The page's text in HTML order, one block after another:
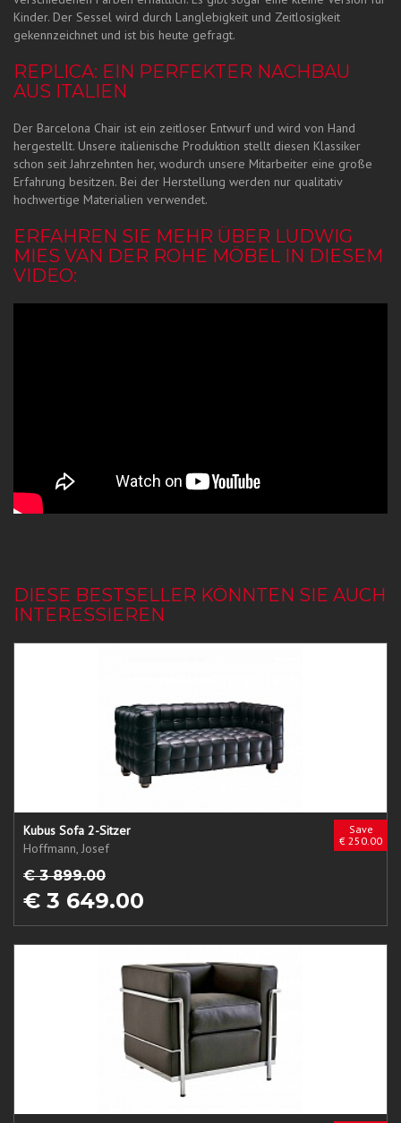
Kinder. Der Sessel wird durch Langlebigkeit und Zeitlosigkeit
gekennzeichnet und ist bis heute gefragt.
REPLICA: EIN PERFEKTER NACHBAU
AUS ITALIEN
Der Barcelona Chair ist ein zeitloser Entwurf und wird von Hand
hergestellt. Unsere italienische Produktion stellt diesen Klassiker
schon seit Jahrzehnten her, wodurch unsere Mitarbeiter eine große
Erfahrung besitzen. Bei der Herstellung werden nur qualitativ
hochwertige Materialien verwendet.
ERFAHREN SIE MEHR ÜBER LUDWIG
MIES VAN DER ROHE MÖBEL IN DIESEM
VIDEO:
DIESE BESTSELLER KÖNNTEN SIE AUCH
INTERESSIEREN
Save
€ 250.00
Kubus Sofa 2-Sitzer
Hoffmann, Josef
€ 3 899.00
€ 3 649.00